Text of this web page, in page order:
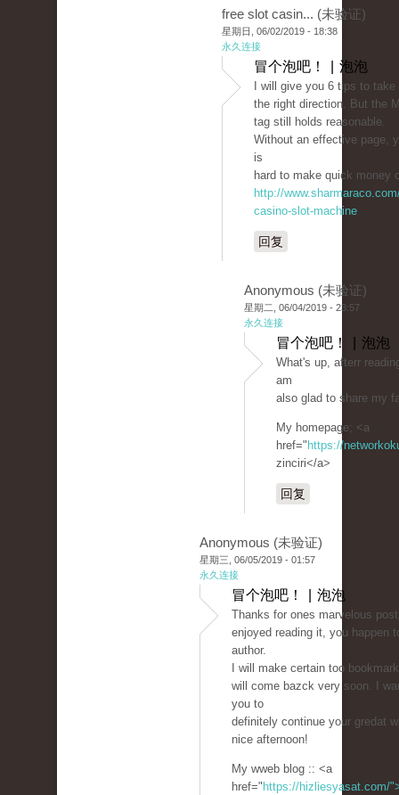
free slot casin... (未验证)
星期日, 06/02/2019 - 18:38
永久连接
冒个泡吧！ | 泡泡
I will give you 6 tips to
the right direction. But the
tag still holds reasonable.
Without an effective page,
is
hard to make quick money
http://
casino-slot-machine
回复
Anonymous (未验证)
星期二, 06/04/2019 - 23:57
永久连接
冒个泡吧！ | 泡泡
What's up, afterr
am
also glad to share my
My homepage; <a
href=" https://
zinciri</a>
回复
Anonymous (未验证)
星期三, 06/05/2019 - 01:57
永久连接
冒个泡吧！ | 泡泡
Thanks for ones marvelous
enjoyed reading it, you happen
author.
I will make certain too
will come bazck very soon. I
you to
definitely continue your gredat
nice afternoon!
My wweb blog :: <a
href=" https://hizliesyasat.com/